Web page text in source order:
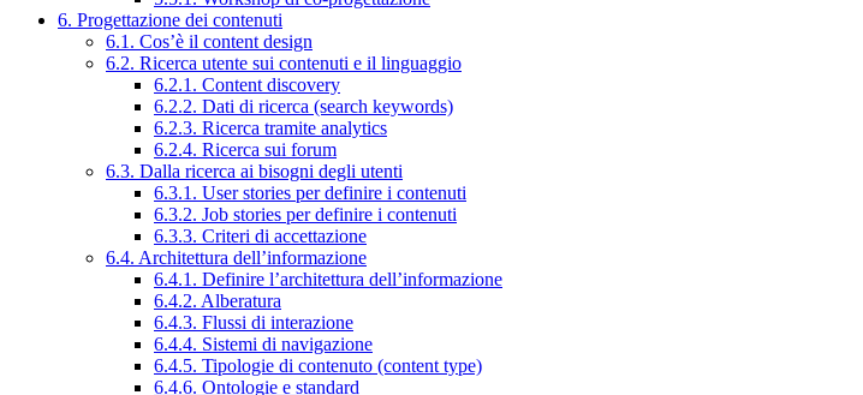
6. Progettazione dei contenuti
6.1. Cos’è il content design
6.2. Ricerca utente sui contenuti e il linguaggio
6.2.1. Content discovery
6.2.2. Dati di ricerca (search keywords)
6.2.3. Ricerca tramite analytics
6.2.4. Ricerca sui forum
6.3. Dalla ricerca ai bisogni degli utenti
6.3.1. User stories per definire i contenuti
6.3.2. Job stories per definire i contenuti
6.3.3. Criteri di accettazione
6.4. Architettura dell’informazione
6.4.1. Definire l’architettura dell’informazione
6.4.2. Alberatura
6.4.3. Flussi di interazione
6.4.4. Sistemi di navigazione
6.4.5. Tipologie di contenuto (content type)
6.4.6. Ontologie e standard